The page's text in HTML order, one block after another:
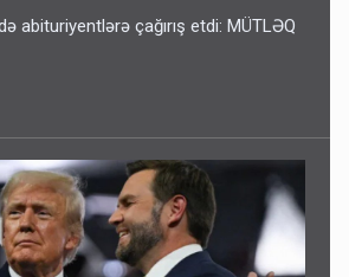
abituriyentlərə çağırış etdi: MÜTLƏQ